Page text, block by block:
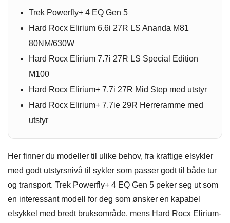
Trek Powerfly+ 4 EQ Gen 5
Hard Rocx Elirium 6.6i 27R LS Ananda M81
80NM/630W
Hard Rocx Elirium 7.7i 27R LS Special Edition
M100
Hard Rocx Elirium+ 7.7i 27R Mid Step med utstyr
Hard Rocx Elirium+ 7.7ie 29R Herreramme med
utstyr
Her finner du modeller til ulike behov, fra kraftige elsykler
med godt utstyrsnivå til sykler som passer godt til både tur
og transport. Trek Powerfly+ 4 EQ Gen 5 peker seg ut som
en interessant modell for deg som ønsker en kapabel
elsykkel med bredt bruksområde, mens Hard Rocx Elirium-